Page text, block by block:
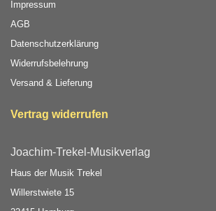
Impressum
AGB
Datenschutzerklärung
Widerrufsbelehrung
Versand & Lieferung
Vertrag widerrufen
Joachim-Trekel-Musikverlag
Haus der Musik Trekel
Willerstwiete 15